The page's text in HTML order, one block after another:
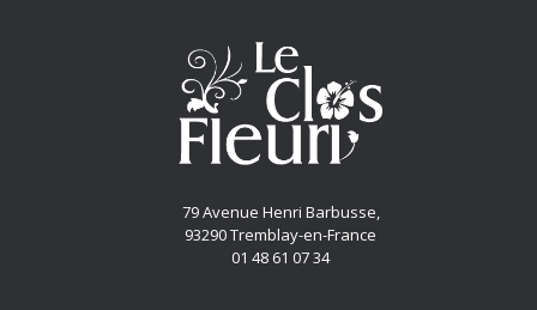
79 Avenue Henri Barbusse,
93290 Tremblay-en-France
01 48 61 07 34